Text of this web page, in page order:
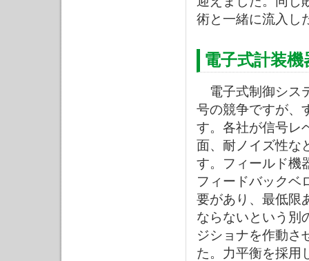
術と一緒に流入し
電子式計装機
電子式制御シス
号の競争ですが、
す。各社が信号レ
面、耐ノイズ性な
す。フィールド機
フィードバックベ
要があり、最低限
ならないという別
ジショナを作動さ
た。力平衡を採用